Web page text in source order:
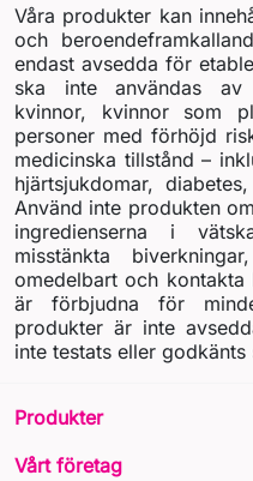
Våra produkter kan
och
endast avsedda för
ska inte användas av
kvinnor, kvinnor som
personer med förhöjd
medicinska tillstånd –
hjärtsjukdomar,
Använd inte produkten
ingredienserna i
misstänkta
omedelbart och
är förbjudna för
produkter är inte
inte testats eller godkänts
Produkter
Vårt företag